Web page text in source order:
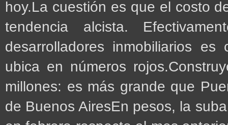
hoy.La cuestión es que el costo
tendencia alcista.
desarrolladores inmobiliarios
ubica en números
millones: es más grande que
de Buenos AiresEn pesos, la